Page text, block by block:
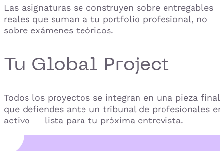
Las asignaturas se construyen sobre entregables
reales que suman a tu portfolio profesional, no
sobre exámenes teóricos.
Tu Global Project
Todos los proyectos se integran en una pieza final
que defiendes ante un tribunal de profesionales
activo — lista para tu próxima entrevista.